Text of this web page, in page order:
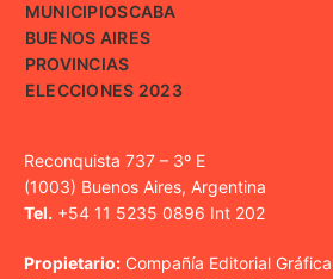
MUNICIPIOSCABA
BUENOS AIRES
PROVINCIAS
ELECCIONES 2023
Reconquista 737 – 3º E
(1003) Buenos Aires, Argentina
Tel. +54 11 5235 0896 Int 202
Propietario: Compañía Editorial